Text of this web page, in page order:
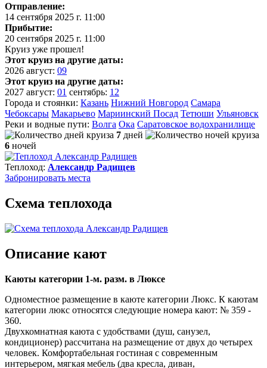
Отправление:
14 сентября 2025 г. 11:00
Прибытие:
20 сентября 2025 г. 11:00
Круиз уже прошел!
Этот круиз на другие даты:
2026 август: 09
Этот круиз на другие даты:
2027 август: 01 сентябрь: 12
Города и стоянки: Казань Нижний Новгород Самара
Чебоксары Макарьево Мариинский Посад Тетюши Ульяновск
Реки и водные пути: Волга Ока Саратовское водохранилище
7 дней
6 ночей
Теплоход: Александр Радищев
Забронировать места
Схема теплохода
Описание кают
Каюты категории 1-м. разм. в Люксе
Одноместное размещение в каюте категории Люкс. К каютам
категории люкс относятся следующие номера кают: № 359 -
360.
Двухкомнатная каюта с удобствами (душ, санузел,
кондиционер) рассчитана на размещение от двух до четырех
человек. Комфортабельная гостиная с современным
интерьером, мягкая мебель (два кресла, диван,